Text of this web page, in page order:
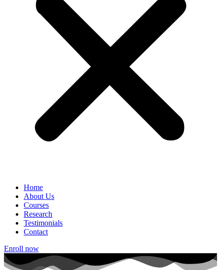
Home
About Us
Courses
Research
Testimonials
Contact
Enroll now